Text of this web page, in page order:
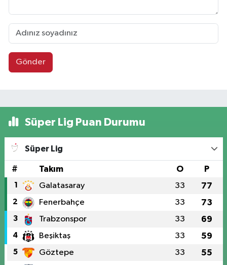
Gönder
Süper Lig Puan Durumu
Süper Lig
# Takım O P
1 Galatasaray 33 77
2 Fenerbahçe 33 73
3 Trabzonspor 33 69
4 Beşiktaş 33 59
5 Göztepe 33 55